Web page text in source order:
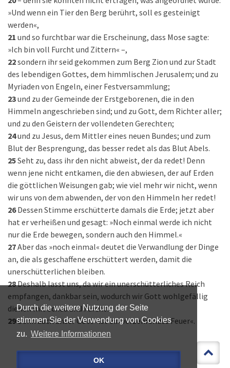
Durch die weitere Nutzung der Seite
stimmen Sie der Verwendung von Cookies
zu. Weitere Informationen
OK
»Und wenn ein Tier den Berg berührt, soll es gesteinigt
werden«,
21 und so furchtbar war die Erscheinung, dass Mose sagte:
»Ich bin voll Furcht und Zittern« –,
22sondern ihr seid gekommen zum Berg Zion und zur Stadt
des lebendigen Gottes, dem himmlischen Jerusalem; und zu
Myriaden von Engeln, einer Festversammlung;
23und zu der Gemeinde der Erstgeborenen, die in den
Himmeln angeschrieben sind; und zu Gott, dem Richter aller;
und zu den Geistern der vollendeten Gerechten;
24und zu Jesus, dem Mittler eines neuen Bundes; und zum
Blut der Besprengung, das besser redet als das Blut Abels.
25Seht zu, dass ihr den nicht abweist, der da redet! Denn
wenn jene nicht entkamen, die den abwiesen, der auf Erden
die göttlichen Weisungen gab; wie viel mehr wir nicht, wenn
wir uns von dem abwenden, der von den Himmeln her redet!
26 Dessen Stimme erschütterte damals die Erde; jetzt aber
hat er verheißen und gesagt: »Noch einmal werde ich nicht
nur die Erde bewegen, sondern auch den Himmel.«
27Aber das »noch einmal« deutet die Verwandlung der Dinge
an, die als geschaffene erschüttert werden, damit die
unerschütterlichen bleiben.
28Deshalb lasst uns, da wir ein unerschütterliches Reich
empfangen, dankbar sein, wodurch wir Gott wohlgefällig
dienen mit Scheu und Furcht!
29Denn auch unser Gott »ist ein verzehrendes Feuer«.